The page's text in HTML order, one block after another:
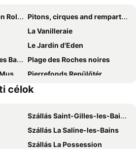
Pitons, cirques and remparts of Reunion Island
La Vanilleraie
Le Jardin d'Eden
Plage des Roches noires
Pierrefonds Repülőtér
Stella Matutina
célok
Szállás Saint-Gilles-les-Bains
Szállás La Saline-les-Bains
Szállás La Possession